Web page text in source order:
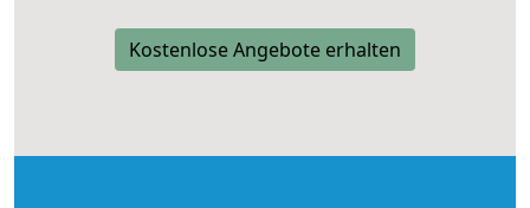
Kostenlose Angebote erhalten